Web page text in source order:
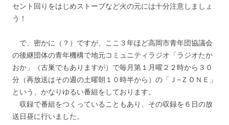
セント回りをはじめストーブなど火の元には十分注意しましょ
う！
で、密かに（？）ですが、ここ３年ほど高岡市青年団協議会
の後継団体の青年機構で地元コミュニティラジオ「ラジオたか
おか」（古巣でもありますが）で毎月第１月曜２２時から３０
分（再放送はその週の土曜朝１０時半から）の「Ｊ−ＺＯＮＥ」
という、かなりゆるい番組をしております。
収録で番組をつくっていることもあり、その収録を６日の放
送日昼に行いました。